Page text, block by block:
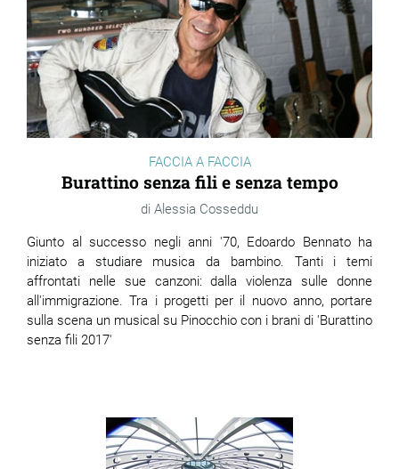
FACCIA A FACCIA
Burattino senza fili e senza tempo
Alessia Cosseddu
Giunto al successo negli anni '70, Edoardo Bennato ha
iniziato a studiare musica da bambino. Tanti i temi
affrontati nelle sue canzoni: dalla violenza sulle donne
all'immigrazione. Tra i progetti per il nuovo anno, portare
sulla scena un musical su Pinocchio con i brani di 'Burattino
senza fili 2017'